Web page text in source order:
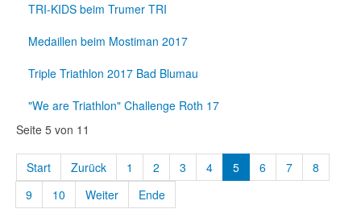
TRI-KIDS beim Trumer TRI
Medaillen beim Mostiman 2017
Triple Triathlon 2017 Bad Blumau
"We are Triathlon" Challenge Roth 17
Seite 5 von 11
Start Zurück 1 2 3 4 5 6 7
8
9
10 Weiter Ende